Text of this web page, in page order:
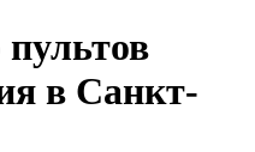
в Санкт-